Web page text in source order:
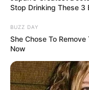
Shivers
BRAINBERRIES
Stop Drinking These 3
BUZZ DAY
She Chose To
Now